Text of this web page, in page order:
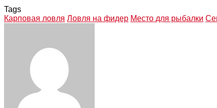
Tags
Карповая ловля Ловля на фидер Место для рыбалки